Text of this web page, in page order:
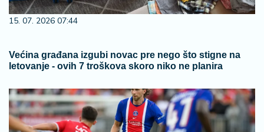
15. 07. 2026 07:44
Većina građana izgubi novac pre nego što stigne na
letovanje - ovih 7 troškova skoro niko ne planira